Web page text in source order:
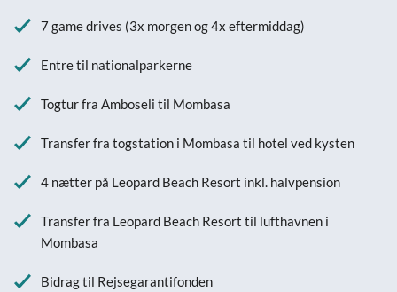
7 game drives (3x morgen og 4x eftermiddag)
Entre til nationalparkerne
Togtur fra Amboseli til Mombasa
Transfer fra togstation i Mombasa til hotel ved kysten
4 nætter på Leopard Beach Resort inkl. halvpension
Transfer fra Leopard Beach Resort til lufthavnen i
Mombasa
Bidrag til Rejsegarantifonden